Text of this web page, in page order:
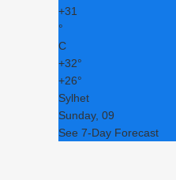
+31
°
C
+32°
+26°
Sylhet
Sunday, 09
See 7-Day Forecast